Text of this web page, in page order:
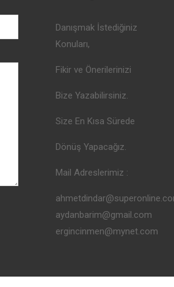
Danışmak İstediğiniz
Konuları,
Fikir ve Önerilerinizi
Bize Yazabilirsiniz.
Size En Kısa Sürede
Dönüş Yapacağız.
Mail Adreslerimiz :
aydanbarim@gmail.com
ergincinmen@mynet.com